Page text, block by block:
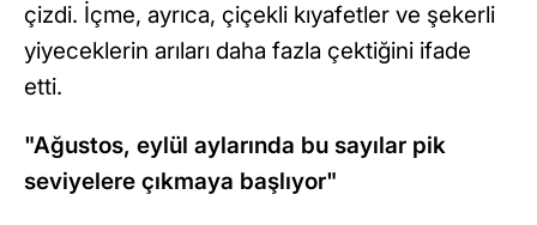
çizdi. İçme, ayrıca, çiçekli kıyafetler ve şekerli
yiyeceklerin arıları daha fazla çektiğini ifade
etti.
"Ağustos, eylül aylarında bu sayılar pik
seviyelere çıkmaya başlıyor"